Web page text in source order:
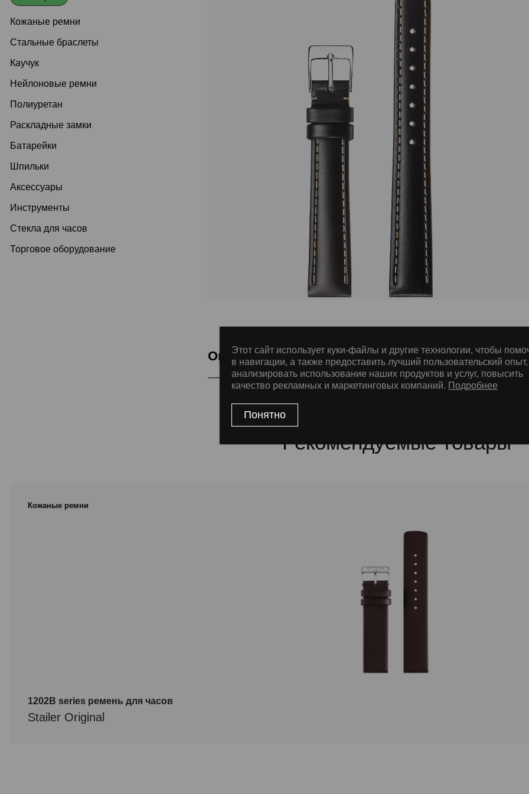
Кожаные ремни
Стальные браслеты
Каучук
Нейлоновые ремни
Полиуретан
Раскладные замки
Батарейки
Шпильки
Аксессуары
Инструменты
Стекла для часов
Торговое оборудование
Описание
Подкладка Classic Nubuck, ThermoSeal®, Дополнительная прошивка
Рекомендуемые товары
Кожаные ремни
1202B series ремень для часов
Stailer Original
Этот сайт использует куки-файлы и другие технологии, чтобы
в навигации, а также предоставить лучший пользовательский опыт,
анализировать использование наших продуктов и услуг, повысить
качество рекламных и маркетинговых компаний. Подробнее
Понятно